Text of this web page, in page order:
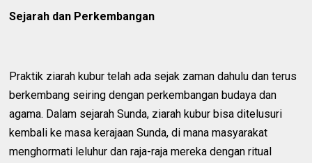
Sejarah dan Perkembangan
Praktik ziarah kubur telah ada sejak zaman dahulu dan terus
berkembang seiring dengan perkembangan budaya dan
agama. Dalam sejarah Sunda, ziarah kubur bisa ditelusuri
kembali ke masa kerajaan Sunda, di mana masyarakat
menghormati leluhur dan raja-raja mereka dengan ritual